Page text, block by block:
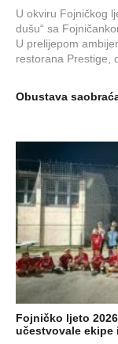
U okviru Fojničkog
dušu“ sa
U prelijepom
restorana Prestige,
Obustava
Fojničko ljeto
učestvovale ekipe